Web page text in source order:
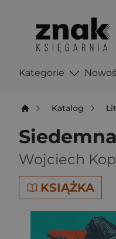
Kategorie
Katalog
Wojciech
KSIĄŻKA